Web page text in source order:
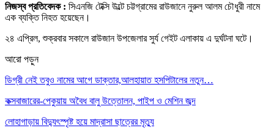
নিজস্ব প্রতিবেদক : সিএনজি টেক্সি উল্টে চট্টগ্রামের রাউজানে নুরুল আলম চৌধুরী নামে
এক ব্যক্তি নিহত হয়েছেন।
২৪ এপ্রিল, শুক্রবার সকালে রাউজান উপজেলার সুর্য গেইট এলাকায় এ দুর্ঘটনা ঘটে।
আরো পড়ুন
ডিগ্রী নেই তবুও নামের আগে ডাক্তার,আলহায়াত হসপিটালের নতুন…
কক্সবাজারের-পেকুয়ায় অবৈধ বালু উত্তোলন, পাইপ ও মেশিন জব্দ
লোহাগাড়ায় বিদ্যুৎস্পৃষ্ট হয়ে মাদ্রাসা ছাত্রের মৃত্যু